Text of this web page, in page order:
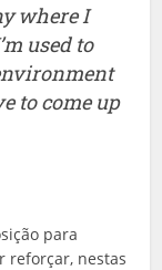
where I
used to
to come up
para
reforçar, nestas